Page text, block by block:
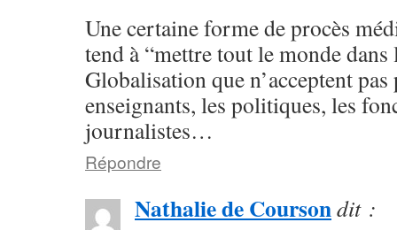
Une certaine forme de procès
tend à “mettre tout le monde dans
Globalisation que n’acceptent
enseignants, les politiques, les
journalistes…
Répondre
Nathalie de Coursondit :